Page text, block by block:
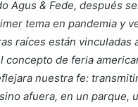
Agus & Fede, después
tema en pandemia y
raíces están vinculadas
de feria
nuestra fe:
afuera, en un parque,